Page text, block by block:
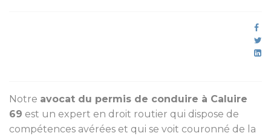
Notre avocat du permis de conduire à Caluire
69 est un expert en droit routier qui dispose de
compétences avérées et qui se voit couronné de la